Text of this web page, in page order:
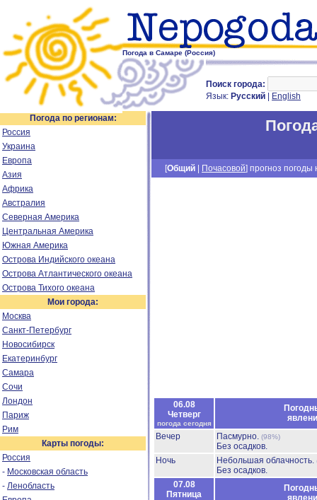
Погода в Самаре (Россия)
Поиск города:
Язык: Русский English
Погода по регионам:
Россия
Украина
Европа
Азия
Африка
Австралия
Северная Америка
Центральная Америка
Южная Америка
Острова Индийского океана
Острова Атлантического океана
Острова Тихого океана
Мои города:
Москва
Санкт-Петербург
Новосибирск
Екатеринбург
Самара
Сочи
Лондон
Париж
Рим
Карты погоды:
Россия
- Московская область
- Ленобласть
[Общий Почасовой] прогноз погоды
06.08
Четверг
погода сегодня
Вечер
Пасмурно. (98%)
Без осадков.
Ночь
Небольшая облачность.
Без осадков.
07.08
Пятница